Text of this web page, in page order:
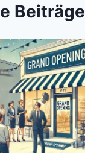
Beiträge